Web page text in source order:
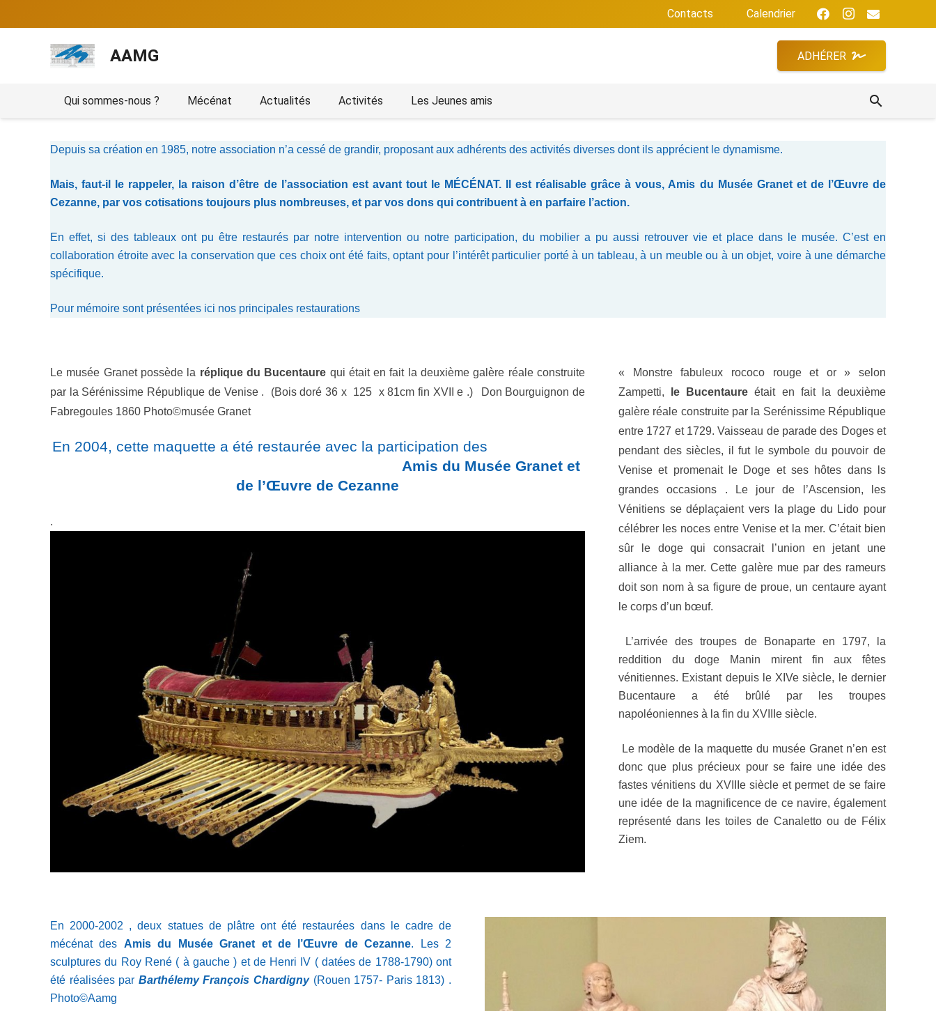
Contacts Calendrier
AAMG ADHÉRER
Qui sommes-nous ? Mécénat Actualités Activités Les Jeunes amis search
Depuis sa création en 1985, notre association n’a cessé de grandir, proposant aux adhérents des activités diverses dont ils apprécient le dynamisme.
Mais, faut-il le rappeler, la raison d’être de l’association est avant tout le MÉCÉNAT. Il est réalisable grâce à vous, Amis du Musée Granet et de l’Œuvre de
Cezanne, par vos cotisations toujours plus nombreuses, et par vos dons qui contribuent à en parfaire l’action.
En effet, si des tableaux ont pu être restaurés par notre intervention ou notre participation, du mobilier a pu aussi retrouver vie et place dans le musée. C’est en
collaboration étroite avec la conservation que ces choix ont été faits, optant pour l’intérêt particulier porté à un tableau, à un meuble ou à un objet, voire à une démarche
spécifique.
Pour mémoire sont présentées ici nos principales restaurations
Le musée Granet possède la réplique du Bucentaure qui était en fait la deuxième galère réale construite
par la Sérénissime République de Venise . (Bois doré 36 x 125 x 81cm fin XVII e .)
Don Bourguignon de
Fabregoules 1860 Photo©musée Granet
En 2004, cette maquette a été restaurée avec la participation des
Amis du Musée Granet et
de l’Œuvre de Cezanne
.
« Monstre fabuleux rococo rouge et or » selon
Zampetti,
le Bucentaure était en fait la deuxième
galère réale construite par la Serénissime République
entre 1727 et 1729. Vaisseau de parade des Doges et
pendant des siècles, il fut le symbole du pouvoir de
Venise et promenait le Doge et ses hôtes dans ls
grandes occasions . Le jour de l’Ascension, les
Vénitiens se déplaçaient vers la plage du Lido pour
célébrer les noces entre Venise et la mer. C’était bien
sûr le doge qui consacrait l’union en jetant une
alliance à la mer. Cette galère mue par des rameurs
doit son nom à sa figure de proue, un centaure ayant
le corps d’un bœuf.
L’arrivée des troupes de Bonaparte en 1797, la
reddition du doge Manin mirent fin aux fêtes
vénitiennes. Existant depuis le XIVe siècle, le dernier
Bucentaure a été brûlé par les troupes
napoléoniennes à la fin du XVIIIe siècle.
Le modèle de la maquette du musée Granet n’en est
donc que plus précieux pour se faire une idée des
fastes vénitiens du XVIIIe siècle et permet de se faire
une idée de la magnificence de ce navire, également
représenté dans les toiles de Canaletto ou de Félix
Ziem.
En 2000-2002 , deux statues de plâtre ont été restaurées dans le cadre de
mécénat des Amis du Musée Granet et de l’Œuvre de Cezanne. Les 2
sculptures du Roy René ( à gauche ) et de Henri IV ( datées de 1788-1790) ont
été réalisées par Barthélemy François Chardigny(Rouen 1757- Paris 1813) .
Photo©Aamg